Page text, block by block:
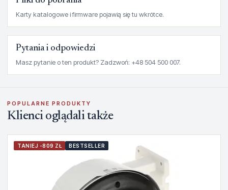
Karty katalogowe i firmware pojawią się tu wkrótce.
Pytania i odpowiedzi
Masz pytanie o ten produkt? Zadzwoń: +48 504 500 007.
POPULARNE PRODUKTY
Klienci oglądali także
TANIEJ -809 ZŁ BESTSELLER